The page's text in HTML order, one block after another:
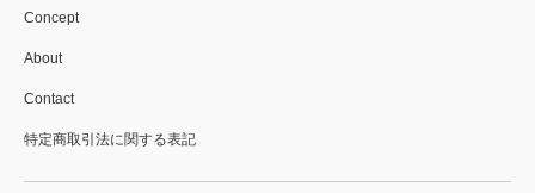
Concept
About
Contact
特定商取引法に関する表記